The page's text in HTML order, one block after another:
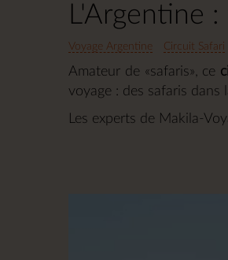
L'Argentine
Voyage Argentine Circuit Safari
Amateur de «safaris», ce
voyage : des safaris dans
Les experts de Makila-